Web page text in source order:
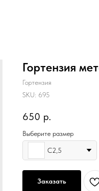
Гортензия
Гортензия
SKU: 695
650 р.
Выберите размер
C2,5
Заказать